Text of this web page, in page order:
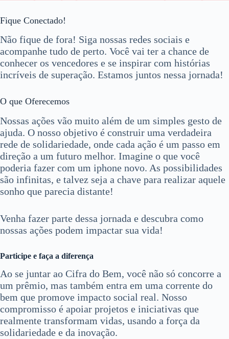
Fique Conectado!
Não fique de fora! Siga nossas redes sociais e
acompanhe tudo de perto. Você vai ter a chance de
conhecer os vencedores e se inspirar com histórias
incríveis de superação. Estamos juntos nessa jornada!
O que Oferecemos
Nossas ações vão muito além de um simples gesto de
ajuda. O nosso objetivo é construir uma verdadeira
rede de solidariedade, onde cada ação é um passo em
direção a um futuro melhor. Imagine o que você
poderia fazer com um iphone novo. As possibilidades
são infinitas, e talvez seja a chave para realizar aquele
sonho que parecia distante!
Venha fazer parte dessa jornada e descubra como
nossas ações podem impactar sua vida!
Participe e faça a diferença
Ao se juntar ao Cifra do Bem, você não só concorre a
um prêmio, mas também entra em uma corrente do
bem que promove impacto social real. Nosso
compromisso é apoiar projetos e iniciativas que
realmente transformam vidas, usando a força da
solidariedade e da inovação.